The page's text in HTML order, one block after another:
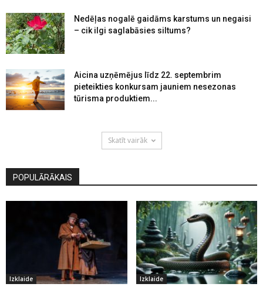
Nedēļas nogalē gaidāms karstums un negaisi
– cik ilgi saglabāsies siltums?
Aicina uzņēmējus līdz 22. septembrim
pieteikties konkursam jauniem nesezonas
tūrisma produktiem...
Skatīt vairāk
POPULĀRĀKAIS
Izklaide Izklaide